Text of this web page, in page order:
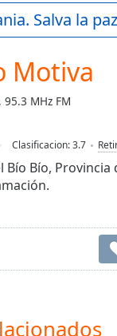
Salva la
Motiva
MHz FM
Clasificacion:3.7
Bío,